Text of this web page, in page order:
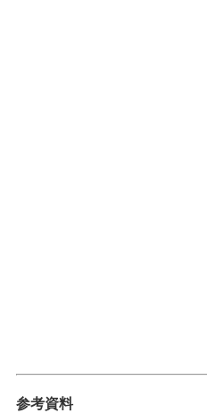
参考資料